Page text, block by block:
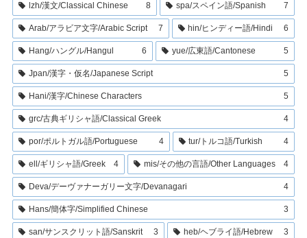
lzh/漢文/Classical Chinese 8 spa/スペイン語/Spanish 7
Arab/アラビア文字/Arabic Script 7 hin/ヒンディー語/Hindi 6
Hang/ハングル/Hangul 6 yue/広東語/Cantonese 5
Jpan/漢字・仮名/Japanese Script 5
Hani/漢字/Chinese Characters 5
grc/古典ギリシャ語/Classical Greek 4
por/ポルトガル語/Portuguese 4 tur/トルコ語/Turkish 4
ell/ギリシャ語/Greek 4 mis/その他の言語/Other Languages 4
Deva/デーヴァナーガリー文字/Devanagari 4
Hans/簡体字/Simplified Chinese 3
san/サンスクリット語/Sanskrit 3 heb/ヘブライ語/Hebrew 3